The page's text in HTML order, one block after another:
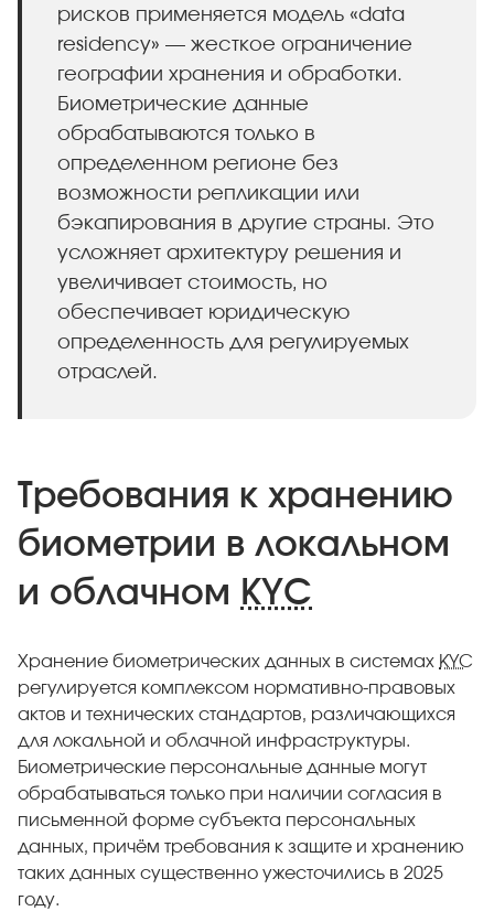
рисков применяется модель «data
residency» — жесткое ограничение
географии хранения и обработки.
Биометрические данные
обрабатываются только в
определенном регионе без
возможности репликации или
бэкапирования в другие страны. Это
усложняет архитектуру решения и
увеличивает стоимость, но
обеспечивает юридическую
определенность для регулируемых
отраслей.
Требования к хранению
биометрии в локальном
и облачном KYC
Хранение биометрических данных в системах KYC
регулируется комплексом нормативно-правовых
актов и технических стандартов, различающихся
для локальной и облачной инфраструктуры.
Биометрические персональные данные могут
обрабатываться только при наличии согласия в
письменной форме субъекта персональных
данных, причём требования к защите и хранению
таких данных существенно ужесточились в 2025
году.